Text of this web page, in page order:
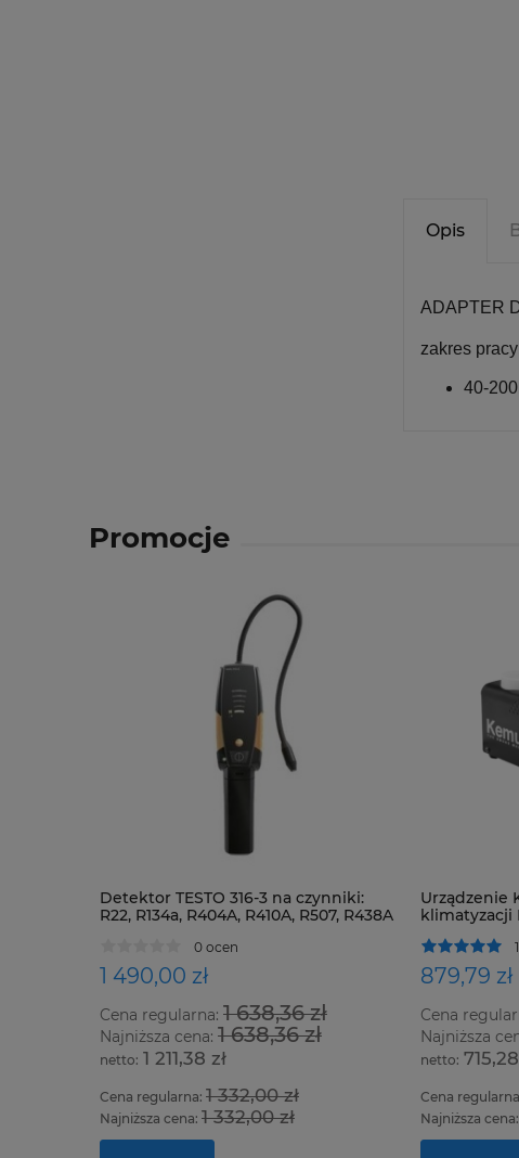
Opis
ADAPTER
zakres
40-
Promocje
Detektor TESTO 316-3 na czynniki:
R22, R134a, R404A, R410A, R507, R438A
0 ocen
1 490,00 zł
Cena regularna: 1 638,36 zł
Najniższa cena: 1 638,36 zł
1 211,38 zł
Cena regularna: 1 332,00 zł
Najniższa cena: 1 332,00 zł
Urządzenie
klimatyzacji
879,79 zł
Cena
Najniższa
Cena
Najniższa cena: